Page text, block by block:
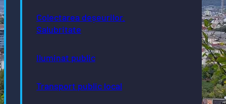
Colectarea deșeurilor.
Salubritate
Iluminat public
Transport public local